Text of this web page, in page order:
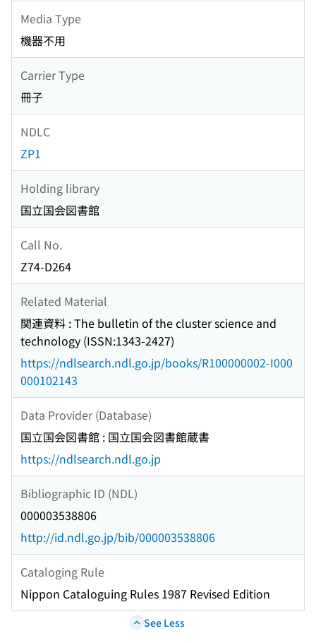
Media Type
機器不用
Carrier Type
冊子
NDLC
ZP1
Holding library
国立国会図書館
Call No.
Z74-D264
Related Material
関連資料 : The bulletin of the cluster science and
technology (ISSN:1343-2427)
https://ndlsearch.ndl.go.jp/books/R100000002-I000
000102143
Data Provider (Database)
国立国会図書館 : 国立国会図書館蔵書
https://ndlsearch.ndl.go.jp
Bibliographic ID (NDL)
000003538806
http://id.ndl.go.jp/bib/000003538806
Cataloging Rule
Nippon Cataloguing Rules 1987 Revised Edition
See Less